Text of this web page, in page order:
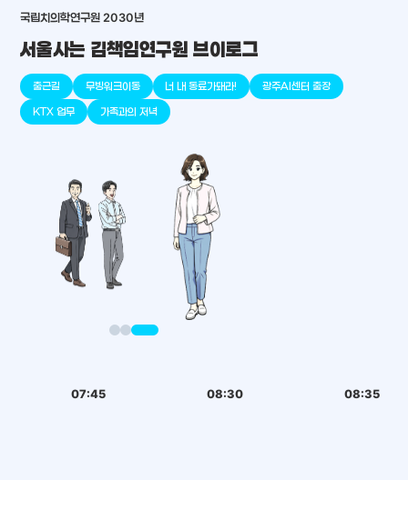
충청남도place
천안
place
세종
place
판교
place
오송
place
대덕
place
원주
국립치의학연구원 2030년
서울사는 김책임연구원 브이로그
출근길 무빙워크이동 너 내 동료가돼라! 광주AI센터 출장
KTX 업무 가족과의 저녁
07:45 08:30 08:35